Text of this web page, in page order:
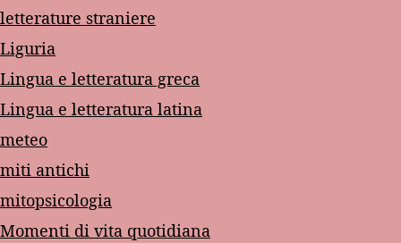
letterature straniere
Liguria
Lingua e letteratura greca
Lingua e letteratura latina
meteo
miti antichi
mitopsicologia
Momenti di vita quotidiana